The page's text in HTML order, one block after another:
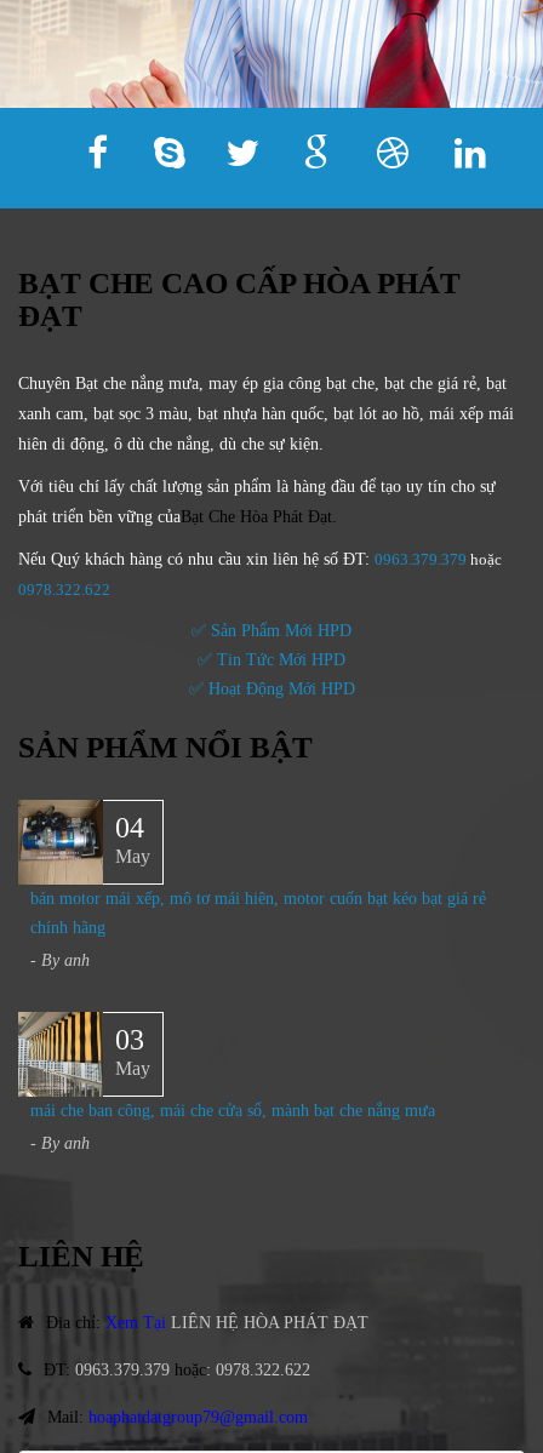
BẠT CHE CAO CẤP HÒA PHÁT
ĐẠT
Chuyên Bạt che nắng mưa, may ép gia công bạt che, bạt che giá rẻ, bạt
xanh cam, bạt sọc 3 màu, bạt nhựa hàn quốc, bạt lót ao hồ, mái xếp mái
hiên di động, ô dù che nắng, dù che sự kiện.
Với tiêu chí lấy chất lượng sản phẩm là hàng đầu để tạo uy tín cho sự
phát triển bền vững của Bạt Che Hòa Phát Đạt.
Nếu Quý khách hàng có nhu cầu xin liên hệ số ĐT: 0963.379.379 hoặc
0978.322.622
✅ Sản Phẩm Mới HPD
✅ Tin Tức Mới HPD
✅ Hoạt Động Mới HPD
SẢN PHẨM NỔI BẬT
04
May
bán motor mái xếp, mô tơ mái hiên, motor cuốn bạt kéo bạt giá rẻ
chính hãng
- By anh
03
May
mái che ban công, mái che cửa sổ, mành bạt che nắng mưa
- By anh
LIÊN HỆ
Địa chỉ: Xem Tại LIÊN HỆ HÒA PHÁT ĐẠT
ĐT: 0963.379.379 hoặc: 0978.322.622
Mail: hoaphatdatgroup79@gmail.com